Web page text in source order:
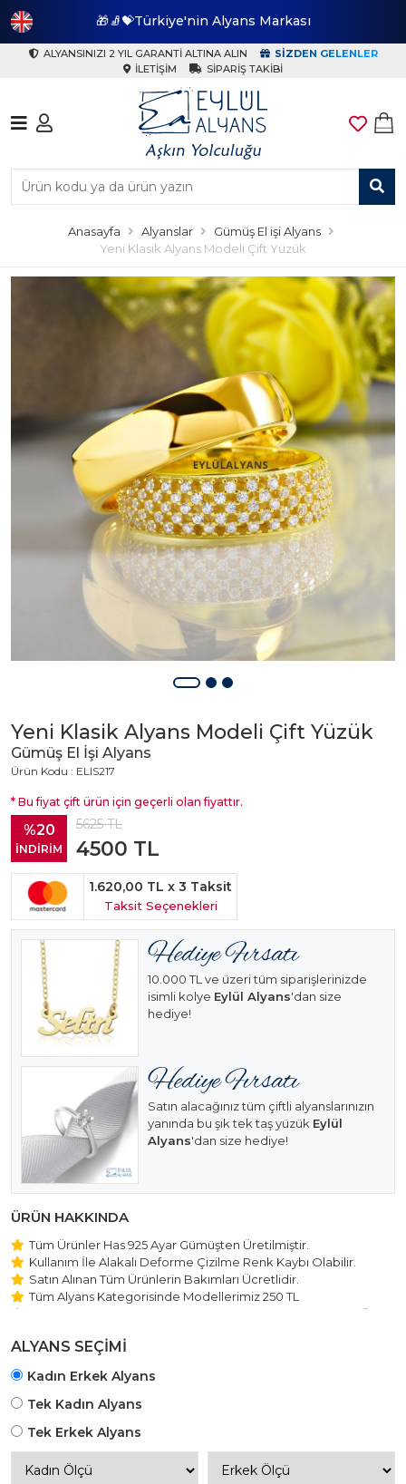
🎁🧦💝Türkiye'nin Alyans Markası
ALYANSINIZI 2 YIL GARANTI ALTINA ALIN
SIZDEN GELENLER
İLETIŞIM
SIPARIŞ TAKIBI
Anasayfa Alyanslar
Gümüş El işi Alyans
Yeni Klasik Alyans Modeli Çift Yüzük
Yeni Klasik Alyans Modeli Çift Yüzük
Gümüş El İşi Alyans
Ürün Kodu : ELIS217
* Bu fiyat çift ürün için geçerli olan fiyattır.
%20
İNDİRİM
5625TL
4500 TL
1.620,00 TL x 3 Taksit
Taksit Seçenekleri
10.000 TL ve üzeri tüm siparişlerinizde
isimli kolye Eylül Alyans'dan size
hediye!
Satın alacağınız tüm çiftli alyanslarınızın
yanında bu şık tek taş yüzük Eylül
Alyans'dan size hediye!
ÜRÜN HAKKINDA
Tüm Ürünler Has 925 Ayar Gümüşten Üretilmiştir.
Kullanım İle Alakalı Deforme Çizilme Renk Kaybı Olabilir.
Satın Alınan Tüm Ürünlerin Bakımları Ücretlidir.
Tüm Alyans Kategorisinde Modellerimiz 250 TL
Beştaş Tektaş Kolye ve Bileklik Modellerimiz 150 TL Sabit Ücret
ALYANS SEÇİMİ
Kadın Erkek Alyans
Tek Kadın Alyans
Tek Erkek Alyans